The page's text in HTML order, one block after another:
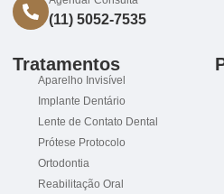
(11) 5052-7535
Tratamentos
Aparelho Invisível
Implante Dentário
Lente de Contato Dental
Prótese Protocolo
Ortodontia
Reabilitação Oral